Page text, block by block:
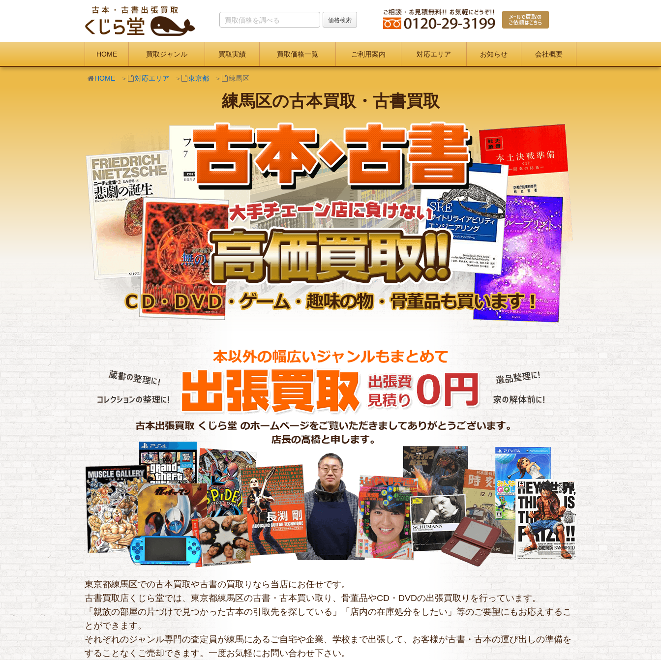
HOME 買取ジャンル 買取実績 買取価格一覧 ご利用案内 対応エリア お知らせ 会社概要
HOME 対応エリア 東京都 練馬区
練馬区の古本買取・古書買取
東京都練馬区での古本買取や古書の買取りなら当店にお任せです。
古書買取店くじら堂では、東京都練馬区の古書・古本買い取り、骨董品やCD・DVDの出張買取りを行っています。
「親族の部屋の片づけで見つかった古本の引取先を探している」「店内の在庫処分をしたい」等のご要望にもお応えするこ
とができます。
それぞれのジャンル専門の査定員が練馬にあるご自宅や企業、学校まで出張して、お客様が古書・古本の運び出しの準備を
することなくご売却できます。一度お気軽にお問い合わせ下さい。